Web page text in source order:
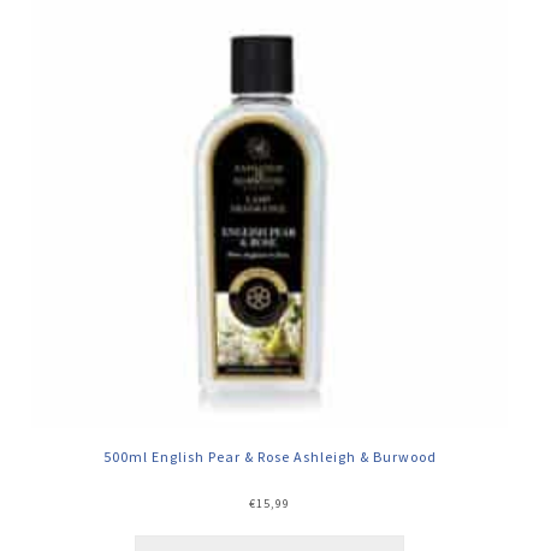
500ml English Pear & Rose Ashleigh & Burwood
€15,99